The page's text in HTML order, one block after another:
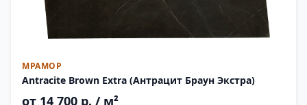
МРАМОР
Antracite Brown Extra (Антрацит Браун Экстра)
от 14 700 р. / м²